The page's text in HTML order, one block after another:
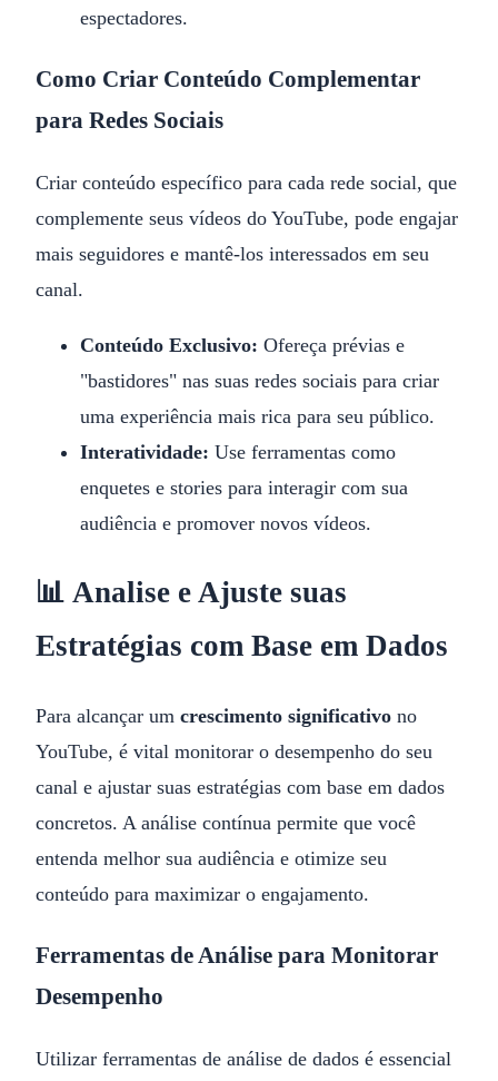
espectadores.
Como Criar Conteúdo Complementar
para Redes Sociais
Criar conteúdo específico para cada rede social, que
complemente seus vídeos do YouTube, pode engajar
mais seguidores e mantê-los interessados em seu
canal.
Conteúdo Exclusivo: Ofereça prévias e
"bastidores" nas suas redes sociais para criar
uma experiência mais rica para seu público.
Interatividade: Use ferramentas como
enquetes e stories para interagir com sua
audiência e promover novos vídeos.
📊 Analise e Ajuste suas
Estratégias com Base em Dados
Para alcançar um crescimento significativo no
YouTube, é vital monitorar o desempenho do seu
canal e ajustar suas estratégias com base em dados
concretos. A análise contínua permite que você
entenda melhor sua audiência e otimize seu
conteúdo para maximizar o engajamento.
Ferramentas de Análise para Monitorar
Desempenho
Utilizar ferramentas de análise de dados é essencial